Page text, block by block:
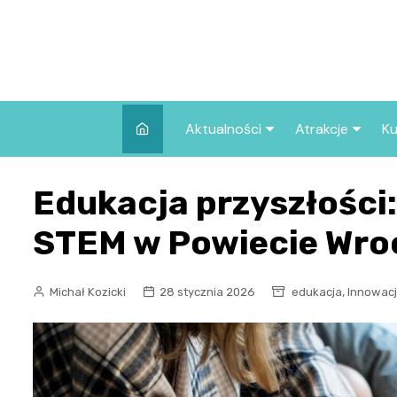
Aktualności
Wszystkie wpisy
Atrakcje
we Wrocławiu
Co warto
Wrocławiu?
Edukacja
STEM w Powiecie
Michał Kozicki 28 stycznia 2026 edukacja,